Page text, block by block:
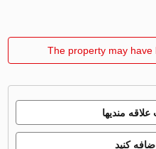
The property may
مندیها
کنید